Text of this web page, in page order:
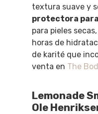
textura suave y
protectora
para pieles
horas de
de karité que
venta en The
Lemonade
Ole